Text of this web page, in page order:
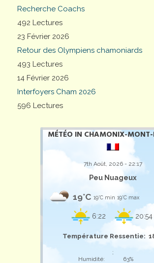
Recherche Coachs
492 Lectures
23 Février 2026
Retour des Olympiens chamoniards
493 Lectures
14 Février 2026
Interfoyers Cham 2026
596 Lectures
MÉTÉO IN CHAMONIX-
7th Août, 2026 - 22:17
Peu Nuageux
19°C 19°C min 19°C max
6:22 20:54
Température Ressentie:
;
Humidité:
63%